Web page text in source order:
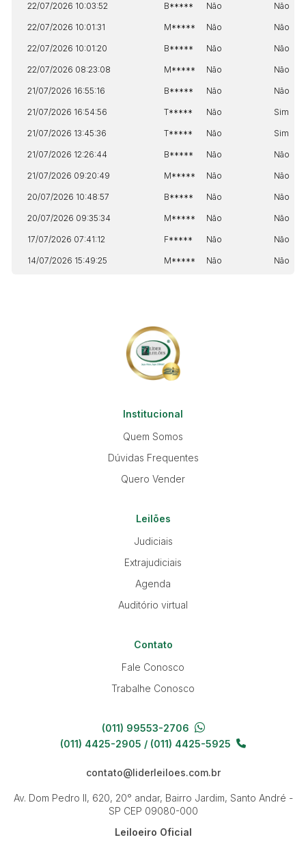
22/07/2026 10:03:52 B***** Não Não
22/07/2026 10:01:31 M***** Não Não
22/07/2026 10:01:20 B***** Não Não
22/07/2026 08:23:08 M***** Não Não
21/07/2026 16:55:16 B***** Não Não
21/07/2026 16:54:56 T***** Não Sim
21/07/2026 13:45:36 T***** Não Sim
21/07/2026 12:26:44 B***** Não Não
21/07/2026 09:20:49 M***** Não Não
20/07/2026 10:48:57 B***** Não Não
20/07/2026 09:35:34 M***** Não Não
17/07/2026 07:41:12 F***** Não Não
14/07/2026 15:49:25 M***** Não Não
Institucional
Quem Somos
Dúvidas Frequentes
Quero Vender
Leilões
Judiciais
Extrajudiciais
Agenda
Auditório virtual
Contato
Fale Conosco
Trabalhe Conosco
(011) 99553-2706
(011) 4425-2905 / (011) 4425-5925
contato@liderleiloes.com.br
Av. Dom Pedro II, 620, 20° andar, Bairro Jardim, Santo André -
SP CEP 09080-000
Leiloeiro Oficial